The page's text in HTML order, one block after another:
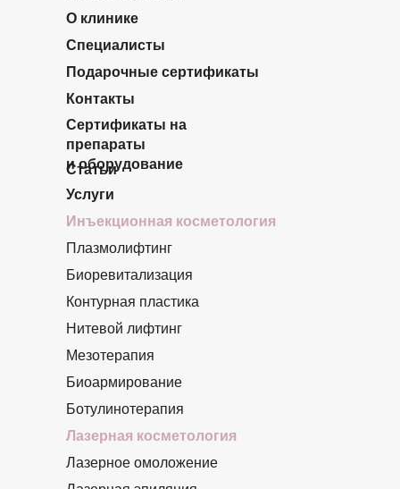
Услуги
О клинике
Специалисты
Подарочные сертификаты
Контакты
Сертификаты на
препараты
и оборудование
Плазмолифтинг
Инъекционная косметология
Биоревитализация
Контурная пластика
Нитевой лифтинг
Мезотерапия
Биоармирование
Ботулинотерапия
Статьи
Лазерная косметология
Лазерное омоложение